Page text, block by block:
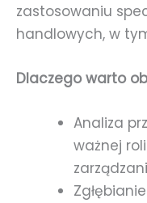
zastosowaniu
handlowych, w
Dlaczego warto
Analiza
ważnej